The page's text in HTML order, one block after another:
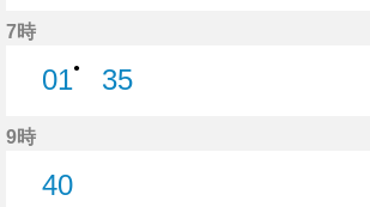
7時
01●
35
9時
40